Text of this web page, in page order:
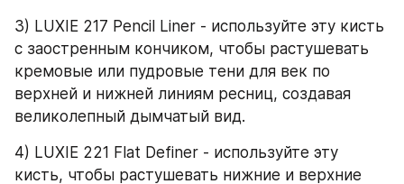
3) LUXIE 217 Pencil Liner - используйте эту кисть
с заостренным кончиком, чтобы растушевать
кремовые или пудровые тени для век по
верхней и нижней линиям ресниц, создавая
великолепный дымчатый вид.
4) LUXIE 221 Flat Definer - используйте эту
кисть, чтобы растушевать нижние и верхние